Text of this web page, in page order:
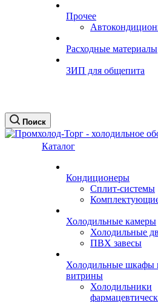
Прочее
Расходные материалы
ЗИП для общепита
Поиск
Каталог
Кондиционеры
Сплит-системы
Холодильные камеры
Холодильные
ПВХ завесы
Холодильные шкафы
витрины
Холодильники